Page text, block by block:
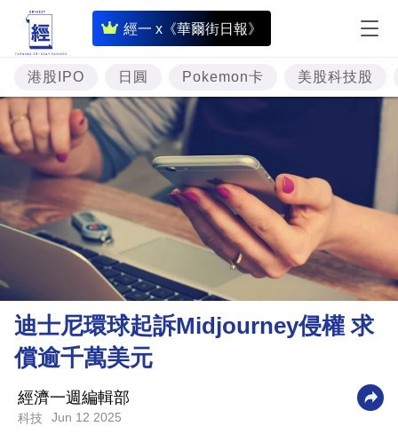
經一 x《華爾街日報》
即
時
財
經
專
題
投
資
樓
市
理
財
商
業
科
港股IPO 日圓 Pokemon卡 美股科技股
迪士尼環球起訴Midjourney侵權 求
償逾千萬美元
經濟一週編輯部
科技 Jun 12 2025